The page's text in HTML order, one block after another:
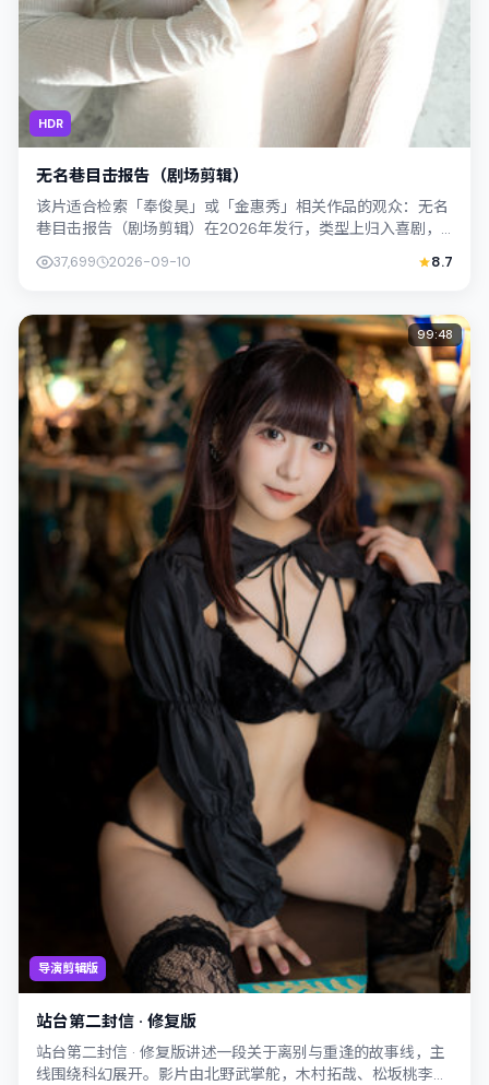
HDR
无名巷目击报告（剧场剪辑）
该片适合检索「奉俊昊」或「金惠秀」相关作品的观众：无名
巷目击报告（剧场剪辑）在2026年发行，类型上归入喜剧，
37,699 2026-09-10 8.7
导演剪辑版
99:48
站台第二封信 · 修复版
站台第二封信 · 修复版讲述一段关于离别与重逢的故事线，主
线围绕科幻展开。影片由北野武掌舵，木村拓哉、松坂桃李联